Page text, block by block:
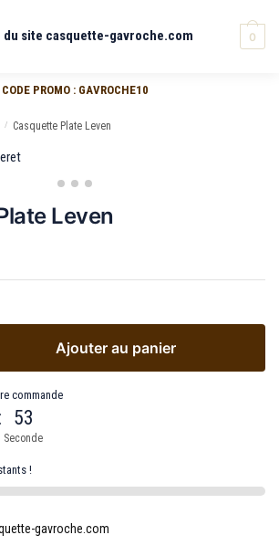
0
CODE PROMO : GAVROCHE10
/ Casquette Plate Leven
Leven
Ajouter au panier
commande
: 53
Seconde
!